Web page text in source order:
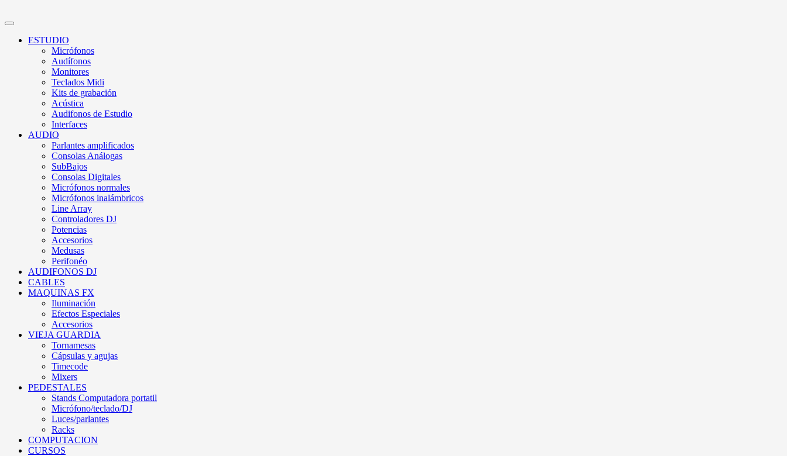
ESTUDIO
Micrófonos
Audífonos
Monitores
Teclados Midi
Kits de grabación
Acústica
Audifonos de Estudio
Interfaces
AUDIO
Parlantes amplificados
Consolas Análogas
SubBajos
Consolas Digitales
Micrófonos normales
Micrófonos inalámbricos
Line Array
Controladores DJ
Potencias
Accesorios
Medusas
Perifonéo
AUDIFONOS DJ
CABLES
MAQUINAS FX
Iluminación
Efectos Especiales
Accesorios
VIEJA GUARDIA
Tornamesas
Cápsulas y agujas
Timecode
Mixers
PEDESTALES
Stands Computadora portatil
Micrófono/teclado/DJ
Luces/parlantes
Racks
COMPUTACION
CURSOS